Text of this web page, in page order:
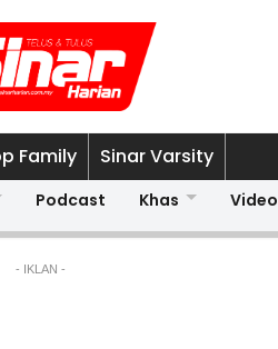
Family Sinar Varsity
Podcast Khas Video
- IKLAN -